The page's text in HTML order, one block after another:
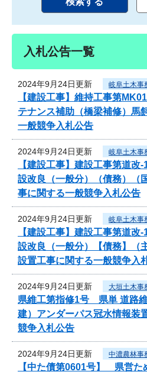
入札公告一覧
2024年9月24日更新 岐阜土木事
【建設工事】維持工事第
テナンス補助（橋梁補修）馬
一般競争入札公告
2024年9月24日更新 岐阜土木事
【建設工事】建設工事第道
設改良（一般分）（債務）
事に関する一般競争入札公告
2024年9月24日更新 岐阜土木事
【建設工事】建設工事第道
設改良（一般分）【債務】
設置工事に関する一般競争入
2024年9月24日更新 大垣土木事
県維工第指修1号 県単 道路
建）アンダーパス冠水情報装
競争入札公告
2024年9月24日更新 中濃農林事
【中た債第0601号】 県営